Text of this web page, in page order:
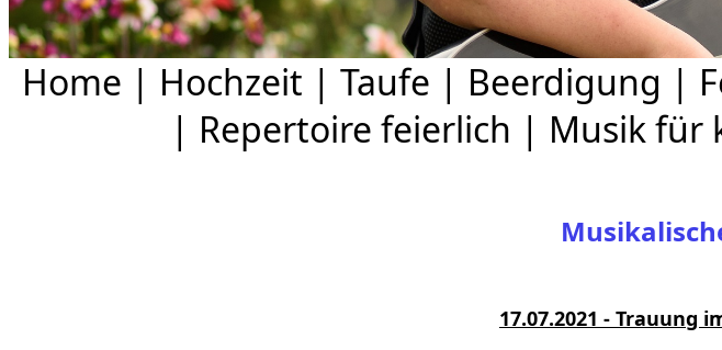
Home | Hochzeit | Taufe | Beerdigung |
| Repertoire feierlich | Musik für
17.07.2021 - Trauung